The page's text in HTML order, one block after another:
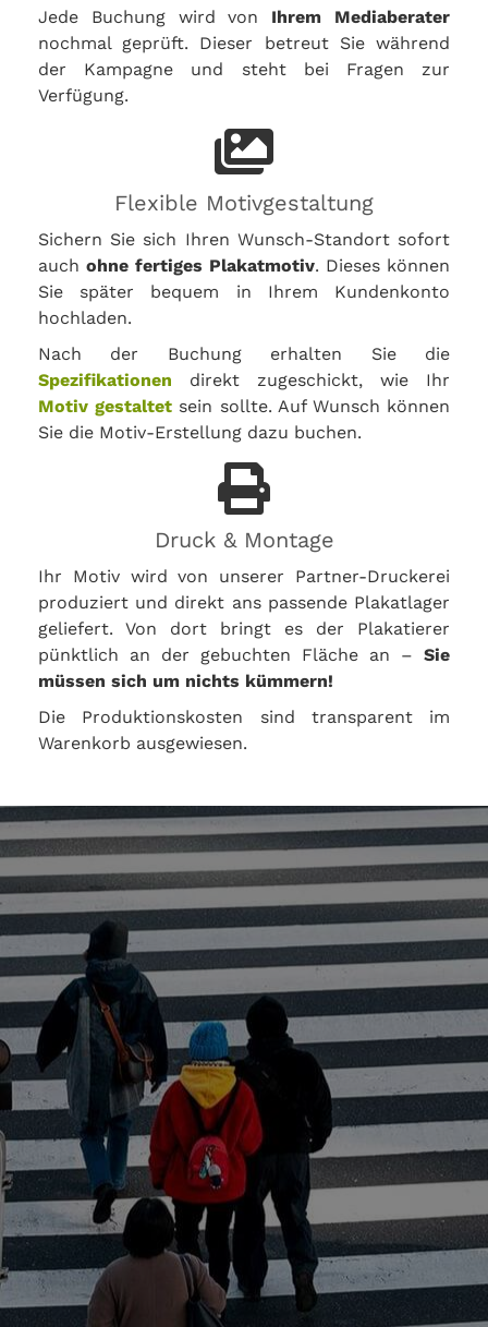
Jede Buchung wird von Ihrem Mediaberater
nochmal geprüft. Dieser betreut Sie während
der Kampagne und steht bei Fragen zur
Verfügung.
Flexible Motivgestaltung
Sichern Sie sich Ihren Wunsch-Standort sofort
auch ohne fertiges Plakatmotiv. Dieses können
Sie später bequem in Ihrem Kundenkonto
hochladen.
Nach der Buchung erhalten Sie die
Spezifikationen direkt zugeschickt, wie Ihr
Motiv gestaltet sein sollte. Auf Wunsch können
Sie die Motiv-Erstellung dazu buchen.
Druck & Montage
Ihr Motiv wird von unserer Partner-Druckerei
produziert und direkt ans passende Plakatlager
geliefert. Von dort bringt es der Plakatierer
pünktlich an der gebuchten Fläche an – Sie
müssen sich um nichts kümmern!
Die Produktionskosten sind transparent im
Warenkorb ausgewiesen.